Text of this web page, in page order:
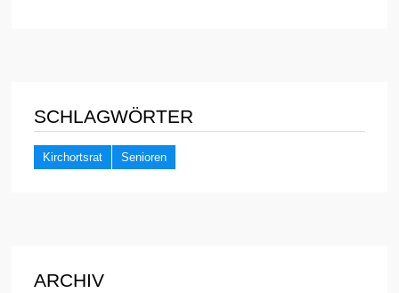
SCHLAGWÖRTER
Kirchortsrat Senioren
ARCHIV